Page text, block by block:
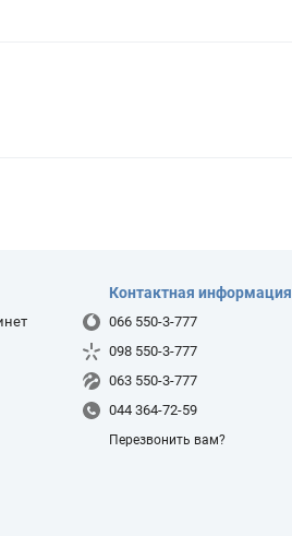
Контактная информация
066 550-3-777
098 550-3-777
063 550-3-777
044 364-72-59
Перезвонить вам?